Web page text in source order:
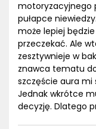
motoryzacyjnego
pułapce
może lepiej
przeczekać. Ale
zesztywnieje w
znawca tematu
szczęście aura mi
Jednak wkrótce
decyzję. Dlatego